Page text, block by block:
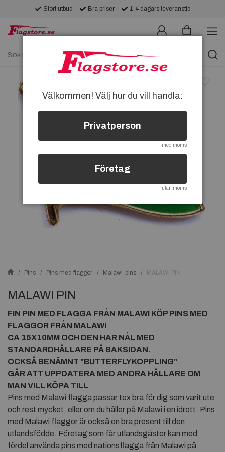
Stort utbud Bra priser 1-4 dagars leveranstid
Pins Pins med flaggor Malawi-pins MALAWI PIN
MALAWI PIN
FIN PIN MED FLAGGA FRÅN MALAWI KÖP PINS MED
FLAGGOR FRÅN MALAWI
CA 15X10MM OCH DEN HAR NÅL MED
STANDARDHÅLLARE PÅ BAKSIDAN.
OCKSÅ BENÄMNT "BUTTERFLYKOPPLING"
GÅR ATT UPPDATERA MED ANDRA HÅLLARE OM
MAN VILL KÖPA TILL
Pins med Malawi flagga passar tex bra för dig som varit ute
och rest mycket, eller om du håller på Malawi i en idrott. Pins
med Malawi flaggor är också en bra present till den
utlandsfödde. Företag som får utlandsgäster kan med
fördel använda pins med nationsflagga från Malawi på
Välkommen! Välj hur du vill handla:
Privatperson
med moms
Företag
utan moms